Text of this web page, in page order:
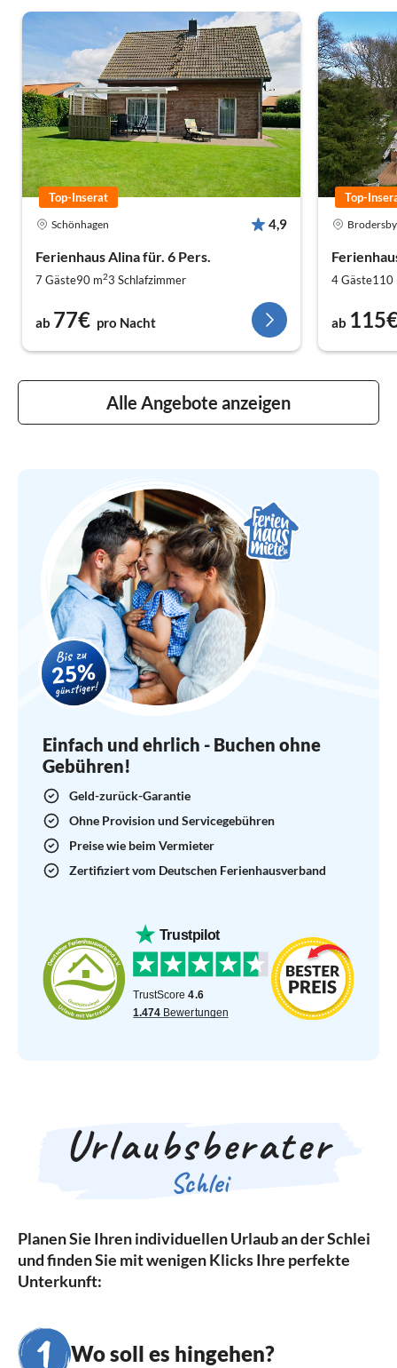
Schönhagen 4,9
Ferienhaus Alina für. 6 Pers.
7 Gäste90 m23 Schlafzimmer
ab 77€ pro Nacht
Top-Inserat
4 Gäste110
ab
Top-
Alle Angebote anzeigen
Einfach und ehrlich - Buchen ohne
Gebühren!
Geld-zurück-Garantie
Ohne Provision und Servicegebühren
Preise wie beim Vermieter
Zertifiziert vom Deutschen Ferienhausverband
Urlaubsberater
Schlei
Planen Sie Ihren individuellen Urlaub an der Schlei
und finden Sie mit wenigen Klicks Ihre perfekte
Unterkunft:
Wo soll es hingehen?